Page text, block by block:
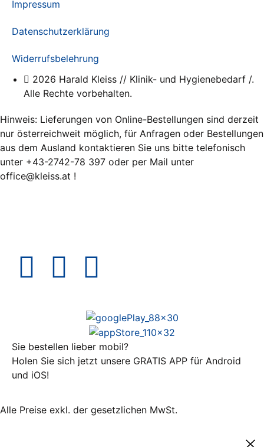
2026 Harald Kleiss // Klinik- und Hygienebedarf /.
Alle Rechte vorbehalten.
Hinweis: Lieferungen von Online-Bestellungen sind derzeit
nur österreichweit möglich, für Anfragen oder Bestellungen
aus dem Ausland kontaktieren Sie uns bitte telefonisch
unter +43-2742-78 397 oder per Mail unter
office@kleiss.at !
Impressum
Datenschutzerklärung
Widerrufsbelehrung
Sie bestellen lieber mobil?
Holen Sie sich jetzt unsere GRATIS APP für Android
und iOS!
Alle Preise exkl. der gesetzlichen MwSt.